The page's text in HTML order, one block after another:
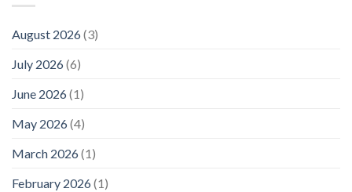
August 2026(3)
July 2026(6)
June 2026(1)
May 2026(4)
March 2026(1)
February 2026(1)